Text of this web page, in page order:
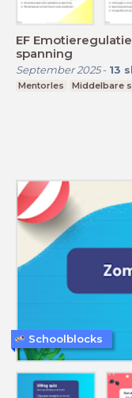
EF
spanning
September 2025- 13
Mentorles Middelbare
Schoolblocks